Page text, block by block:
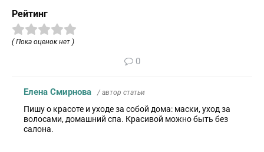
Рейтинг
( Пока оценок нет )
0
Елена Смирнова / автор статьи
Пишу о красоте и уходе за собой дома: маски, уход за
волосами, домашний спа. Красивой можно быть без
салона.